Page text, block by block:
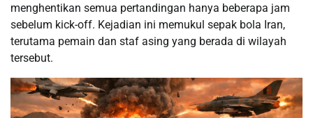
menghentikan semua pertandingan hanya beberapa jam
sebelum kick-off. Kejadian ini memukul sepak bola Iran,
terutama pemain dan staf asing yang berada di wilayah
tersebut.